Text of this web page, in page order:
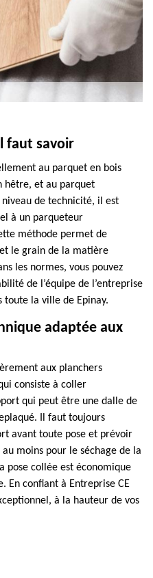
faut savoir
au parquet en bois
hêtre, et au parquet
de technicité, il est
à un parqueteur
méthode permet de
le grain de la matière
les normes, vous pouvez
de l’équipe de l’entreprise
toute la ville de Epinay.
adaptée aux
aux planchers
consiste à coller
qui peut être une dalle de
Il faut toujours
avant toute pose et prévoir
moins pour le séchage de la
pose collée est économique
En confiant à Entreprise CE
à la hauteur de vos